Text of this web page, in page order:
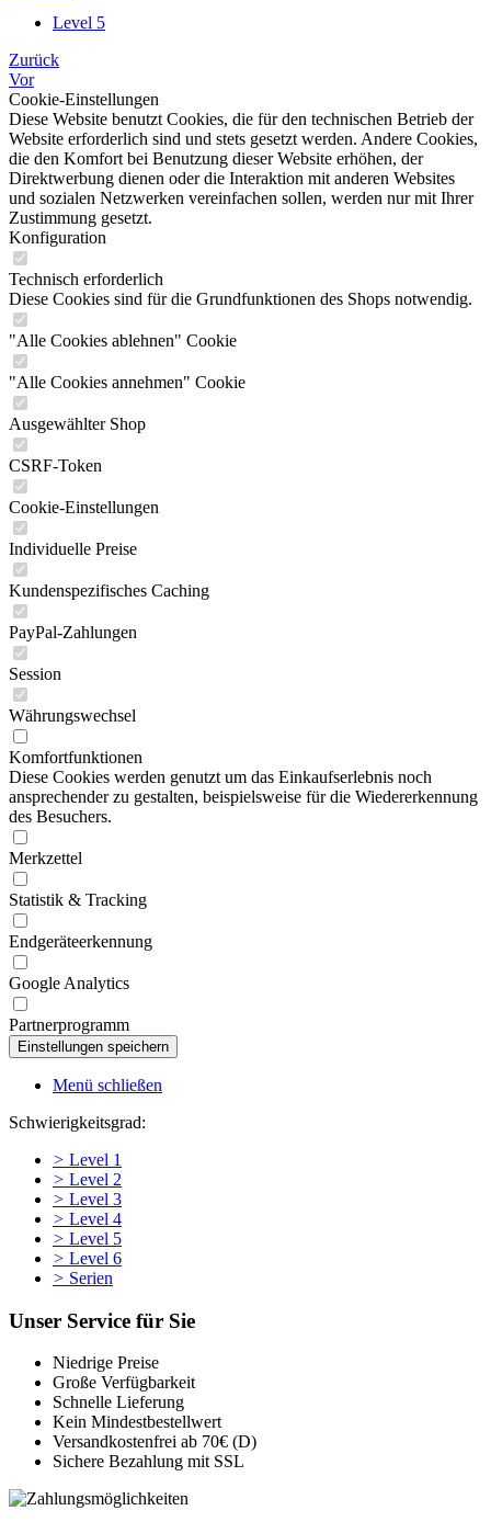
Level 5
Zurück
Vor
Cookie-Einstellungen
Diese Website benutzt Cookies, die für den technischen Betrieb der
Website erforderlich sind und stets gesetzt werden. Andere Cookies,
die den Komfort bei Benutzung dieser Website erhöhen, der
Direktwerbung dienen oder die Interaktion mit anderen Websites
und sozialen Netzwerken vereinfachen sollen, werden nur mit Ihrer
Zustimmung gesetzt.
Konfiguration
Technisch erforderlich
Diese Cookies sind für die Grundfunktionen des Shops notwendig.
"Alle Cookies ablehnen" Cookie
"Alle Cookies annehmen" Cookie
Ausgewählter Shop
CSRF-Token
Cookie-Einstellungen
Individuelle Preise
Kundenspezifisches Caching
PayPal-Zahlungen
Session
Währungswechsel
Komfortfunktionen
Diese Cookies werden genutzt um das Einkaufserlebnis noch
ansprechender zu gestalten, beispielsweise für die Wiedererkennung
des Besuchers.
Merkzettel
Statistik & Tracking
Endgeräteerkennung
Google Analytics
Partnerprogramm
Menü schließen
Schwierigkeitsgrad:
> Level 1
> Level 2
> Level 3
> Level 4
> Level 5
> Level 6
> Serien
Unser Service für Sie
Niedrige Preise
Große Verfügbarkeit
Schnelle Lieferung
Kein Mindestbestellwert
Versandkostenfrei ab 70€ (D)
Sichere Bezahlung mit SSL